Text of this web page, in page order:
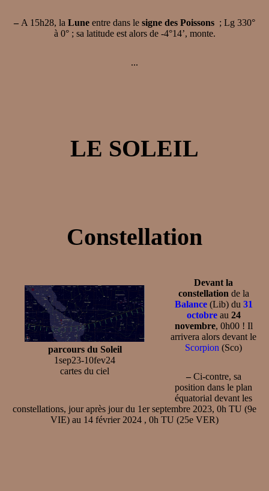
– A 15h28, la Lune entre dans le signe des Poissons ; Lg 330°
à 0° ; sa latitude est alors de -4°14’, monte.
...
LE SOLEIL
Constellation
parcours du Soleil
1sep23-10fev24
cartes du ciel
Devant la
constellation de la
Balance(Lib) du 31
octobreau 24
novembre, 0h00 ! Il
arrivera alors devant le
Scorpion (Sco)
–Ci-contre, sa
position dans le plan
équatorial devant les
constellations, jour après jour du 1er septembre 2023, 0h TU (9e
VIE) au 14 février 2024 , 0h TU (25e VER)